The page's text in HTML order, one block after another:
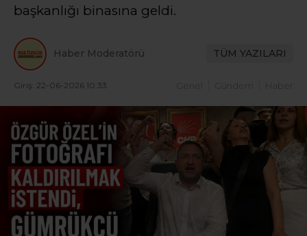
başkanlığı binasına geldi.
Haber Moderatörü TÜM YAZILARI
Giriş: 22-06-2026 10:33 Gündem Haber